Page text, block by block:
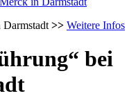
>> Weitere Infos
bei